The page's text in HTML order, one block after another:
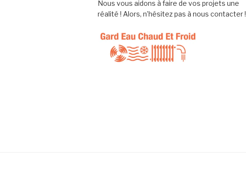
Nous vous aidons à faire de vos projets une
réalité ! Alors, n’hésitez pas à nous contacter !